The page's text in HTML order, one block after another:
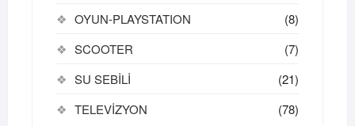
OYUN-PLAYSTATION
(8)
SCOOTER
(7)
SU SEBİLİ
(21)
TELEVİZYON
(78)